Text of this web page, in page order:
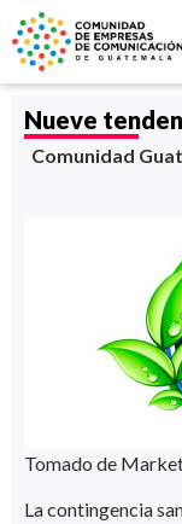
Nueve
Comunidad
Tomado de
La contingencia